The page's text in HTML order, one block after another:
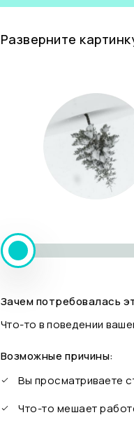
Разверните
Зачем потребовалась
Что-то в поведении
Возможные причины:
Вы просматриваете
Что-то мешает